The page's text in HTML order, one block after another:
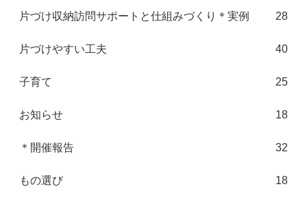
片づけ収納訪問サポートと仕組みづくり＊実例 28
片づけやすい工夫 40
子育て 25
お知らせ 18
＊開催報告 32
もの選び 18